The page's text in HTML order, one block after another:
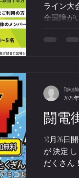
ライン大
全国障が
日 時：
時 内 容
（JeSU
ライブに
チラ のエ
期限：２
合は抽選
す。
闘電
10月26日
が 決定
だくさん！！ １
2025